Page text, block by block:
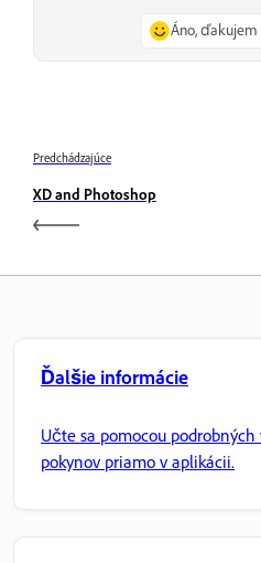
Áno, ďakujem
Predchádzajúce
XD and Photoshop
Ďalšie informácie
Učte sa pomocou
pokynov priamo v aplikácii.